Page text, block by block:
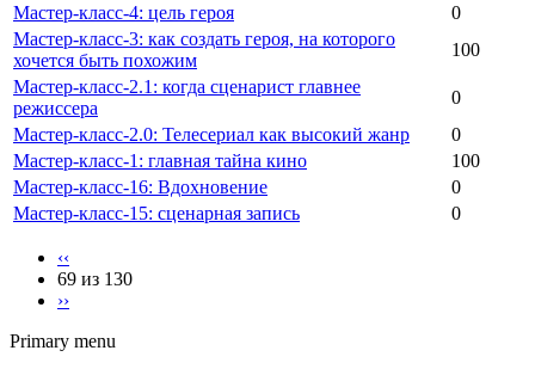
Мастер-класс-4: цель героя
0
Мастер-класс-3: как создать героя, на которого
хочется быть похожим
100
Мастер-класс-2.1: когда сценарист главнее
режиссера
0
Мастер-класс-2.0: Телесериал как высокий жанр
0
Мастер-класс-1: главная тайна кино
100
Мастер-класс-16: Вдохновение
0
Мастер-класс-15: сценарная запись
0
‹‹
69 из 130
››
Primary menu